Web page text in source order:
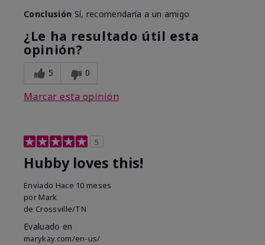
Conclusión Sí, recomendaría a un amigo
¿Le ha resultado útil esta
opinión?
5 0
Marcar esta opinión
5
Hubby loves this!
Enviado Hace 10 meses
por Mark
de Crossville/TN
Evaluado en
marykay.com/en-us/